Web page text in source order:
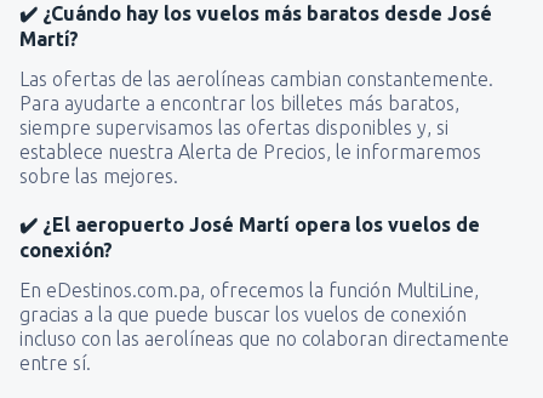
✔️ ¿Cuándo hay los vuelos más baratos desde José
Martí?
Las ofertas de las aerolíneas cambian constantemente.
Para ayudarte a encontrar los billetes más baratos,
siempre supervisamos las ofertas disponibles y, si
establece nuestra Alerta de Precios, le informaremos
sobre las mejores.
✔️ ¿El aeropuerto José Martí opera los vuelos de
conexión?
En eDestinos.com.pa, ofrecemos la función MultiLine,
gracias a la que puede buscar los vuelos de conexión
incluso con las aerolíneas que no colaboran directamente
entre sí.